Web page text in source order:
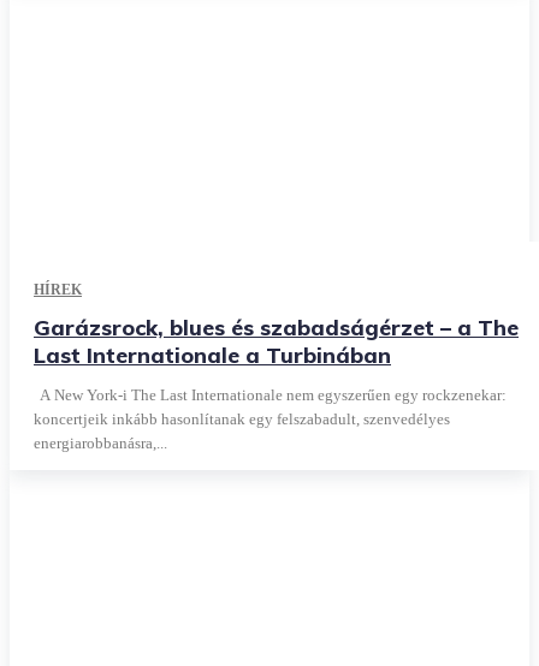
HÍREK
Garázsrock, blues és szabadságérzet – a The
Last Internationale a Turbinában
A New York-i The Last Internationale nem egyszerűen egy rockzenekar:
koncertjeik inkább hasonlítanak egy felszabadult, szenvedélyes
energiarobbanásra,...